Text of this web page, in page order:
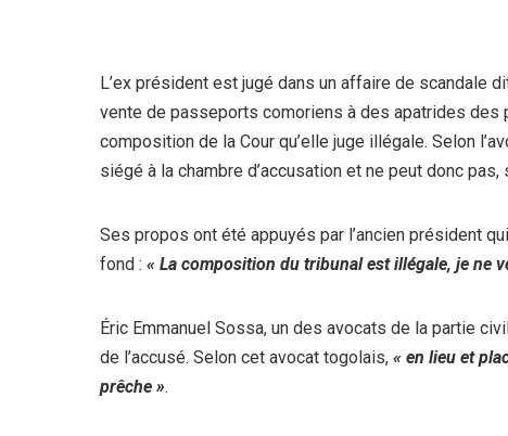
L’ex président est jugé dans un affaire de scandale
vente de passeports comoriens à des apatrides des
composition de la Cour qu’elle juge illégale. Selon
siégé à la chambre d’accusation et ne peut donc
Ses propos ont été appuyés par l’ancien président
fond : « La composition du tribunal est illégale, je ne
Éric Emmanuel Sossa, un des avocats de la partie
de l’accusé. Selon cet avocat togolais, « en lieu et
prêche ».